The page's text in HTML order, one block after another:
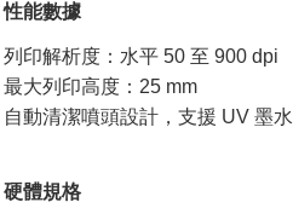
性能數據
列印解析度：水平 50 至 900 dpi
最大列印高度：25 mm
自動清潔噴頭設計，支援 UV 墨水
硬體規格